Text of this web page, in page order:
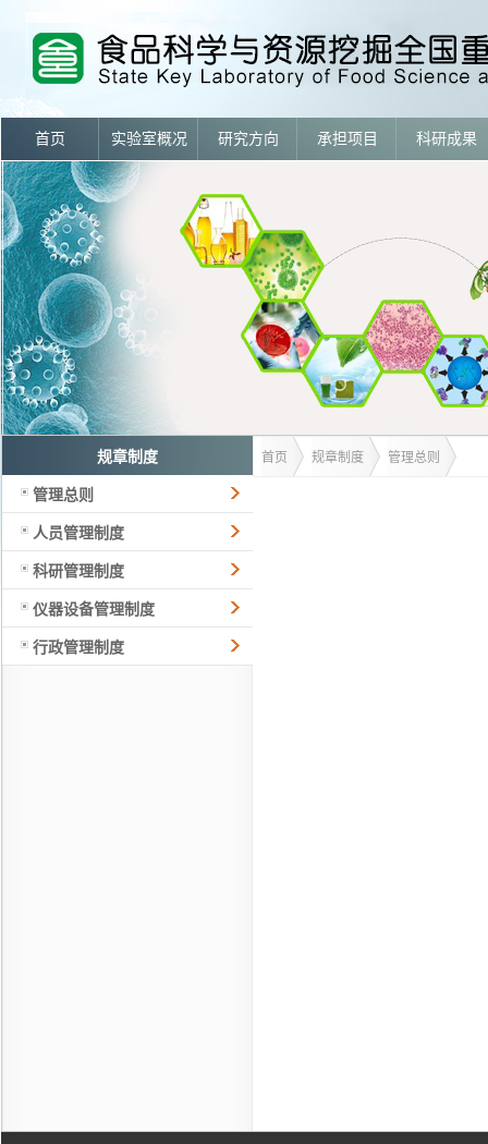
首页 实验室概况 研究方向 承担项目 科研成果
首页 规章制度 管理总则
规章制度
管理总则
人员管理制度
科研管理制度
仪器设备管理制度
行政管理制度